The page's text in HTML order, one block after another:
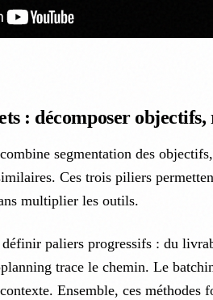
: décomposer
segmentation des
Ces trois piliers
multiplier les outils.
paliers progressifs : du
trace le chemin. Le
Ensemble, ces méthodes